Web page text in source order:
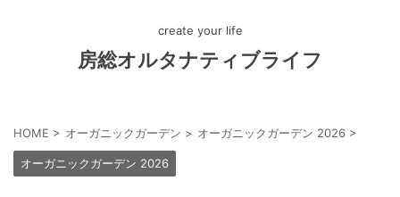
create your life
房総オルタナティブライフ
HOME > オーガニックガーデン > オーガニックガーデン 2026 >
オーガニックガーデン 2026